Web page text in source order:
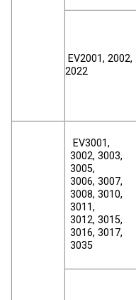
EV2001, 2002,
2022
EV3001,
3002, 3003,
3005,
3006, 3007,
3008, 3010,
3011,
3012, 3015,
3016, 3017,
3035